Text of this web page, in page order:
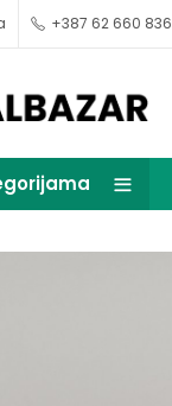
+387 62 660 836